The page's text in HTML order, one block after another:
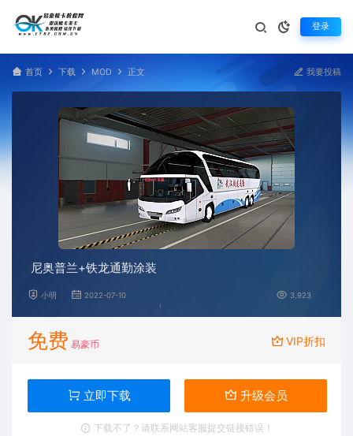
登录
首页 下载 MOD 正文 我要投稿
尼奥普兰+铁龙通勤涂装
小明 2022-07-10 3,923
免费 易豪币 VIP折扣
立即下载 升级会员
下载不了？请联系网站客服提交链接错误！